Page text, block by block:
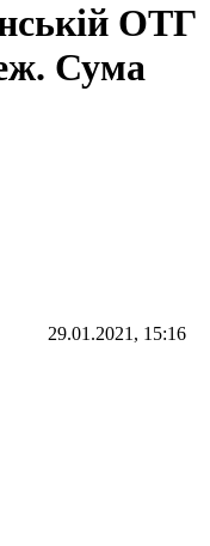
ОТГ
Сума
29.01.2021, 15:16